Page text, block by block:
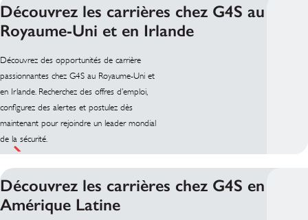
Découvrez les carrières chez G4S au
Royaume-Uni et en Irlande
Découvrez des opportunités de carrière
passionnantes chez G4S au Royaume-Uni et
en Irlande. Recherchez des offres d’emploi,
configurez des alertes et postulez dès
maintenant pour rejoindre un leader mondial
de la sécurité.
Découvrez les carrières chez G4S en
Amérique Latine